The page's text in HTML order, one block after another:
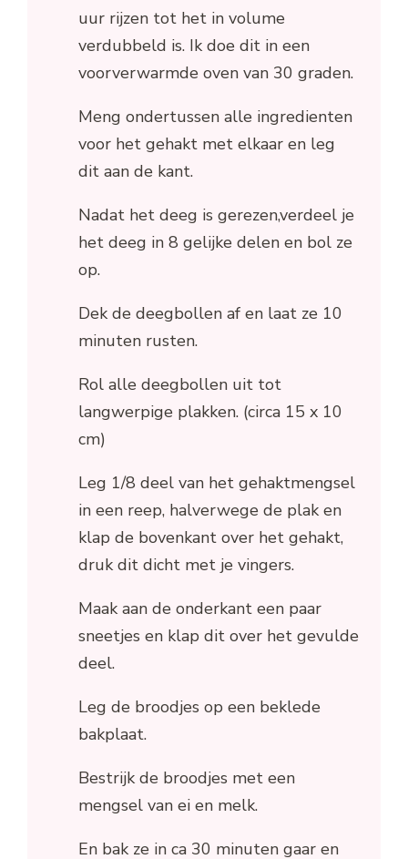
uur rijzen tot het in volume
verdubbeld is. Ik doe dit in een
voorverwarmde oven van 30 graden.
Meng ondertussen alle ingredienten
voor het gehakt met elkaar en leg
dit aan de kant.
Nadat het deeg is gerezen,verdeel je
het deeg in 8 gelijke delen en bol ze
op.
Dek de deegbollen af en laat ze 10
minuten rusten.
Rol alle deegbollen uit tot
langwerpige plakken. (circa 15 x 10
cm)
Leg 1/8 deel van het gehaktmengsel
in een reep, halverwege de plak en
klap de bovenkant over het gehakt,
druk dit dicht met je vingers.
Maak aan de onderkant een paar
sneetjes en klap dit over het gevulde
deel.
Leg de broodjes op een beklede
bakplaat.
Bestrijk de broodjes met een
mengsel van ei en melk.
En bak ze in ca 30 minuten gaar en